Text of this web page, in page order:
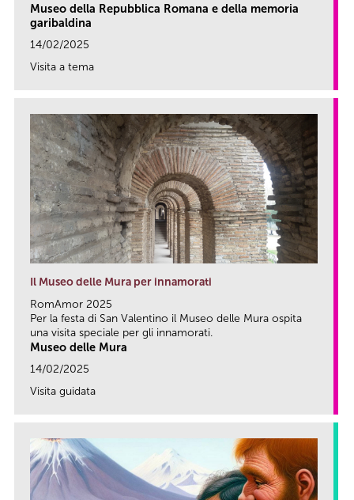
Museo della Repubblica Romana e della memoria
garibaldina
14/02/2025
Visita a tema
Il Museo delle Mura per innamorati
RomAmor 2025
Per la festa di San Valentino il Museo delle Mura ospita
una visita speciale per gli innamorati.
Museo delle Mura
14/02/2025
Visita guidata